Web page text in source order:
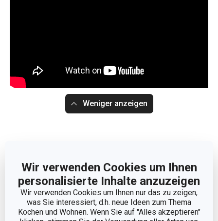
Wir verwenden Cookies um Ihnen
personalisierte Inhalte anzuzeigen
Wir verwenden Cookies um Ihnen nur das zu zeigen,
was Sie interessiert, d.h. neue Ideen zum Thema
Kochen und Wohnen. Wenn Sie auf "Alles akzeptieren"
Weniger anzeigen